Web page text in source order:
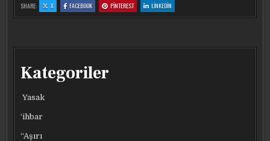
SHARE: X:
PREMIER
LIG’DE
SALDIRDI,
EDILDI
FACEBOOK:
PREMIER
LIG’DE
SALDIRDI,
MEN
EDILDI
PINTEREST:
PREMIER
LIG’DE
SALDIRDI,
LINKEDIN
PREMIER
LIG’DE
SALDIRDI,
Kategoriler
Yasak
‘ihbar
“Aşırı